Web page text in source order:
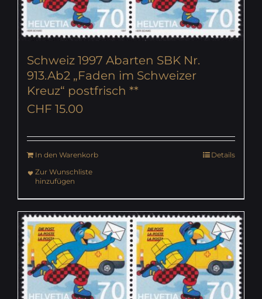
Schweiz 1997 Abarten SBK Nr.
913.Ab2 „Faden im Schweizer
Kreuz“ postfrisch **
CHF 15.00
In den Warenkorb
Details
Zur Wunschliste
hinzufügen